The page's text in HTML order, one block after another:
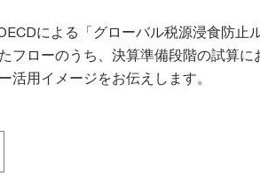
による「グローバル税源浸食防止ル
フローのうち、決算準備段階の試算に
活用イメージをお伝えします。